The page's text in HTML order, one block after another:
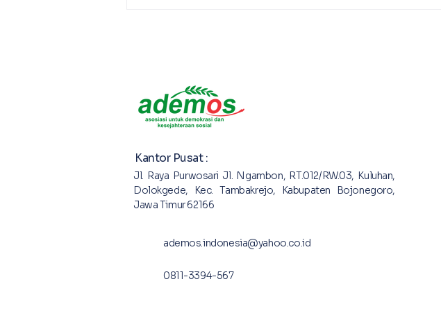
Kantor Pusat :
Jl. Raya Purwosari Jl. Ngambon, RT.012/RW.03, Kuluhan,
Dolokgede, Kec. Tambakrejo, Kabupaten Bojonegoro,
Jawa Timur 62166
ademos.indonesia@yahoo.co.id
0811-3394-567